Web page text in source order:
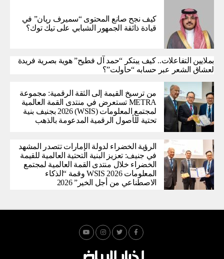
كيف نجح صانع المحتوى “سميرف ريان” في
قيادة ذائقة الجمهور الشبابي على تيك توك؟
بملايين التفاعلات.. كيف يبتكر “حمد آل فطيح” هوية بصرية فريدة
لعشاق الشعر عبر حسابه “حاولت”؟
من ترسيخ القيمة إلى الثقة الرقمية: مجموعة
METRA تستعرض في منتدى القمة العالمية
لمجتمع المعلومات (WSIS) 2026 بجنيف بنية
تحتية للأصول الرقمية المدعومة بالذهب
الرؤية الخضراء لدولة الإمارات تتصدر المشهد
في جنيف: تعزيز البنية التحتية العالمية للقيمة
الخضراء خلال منتدى القمة العالمية لمجتمع
المعلومات WSIS 2026 وقمة “الذكاء
الاصطناعي من أجل الخير” 2026